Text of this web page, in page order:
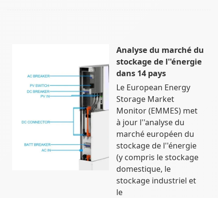
Analyse du marché du
stockage de l''énergie
dans 14 pays
Le European Energy
Storage Market
Monitor (EMMES) met
à jour l''analyse du
marché européen du
stockage de l''énergie
(y compris le stockage
domestique, le
stockage industriel et
le